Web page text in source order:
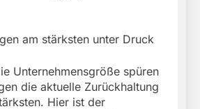
am stärksten unter Druck
Unternehmensgröße spüren
die aktuelle Zurückhaltung
Hier ist der